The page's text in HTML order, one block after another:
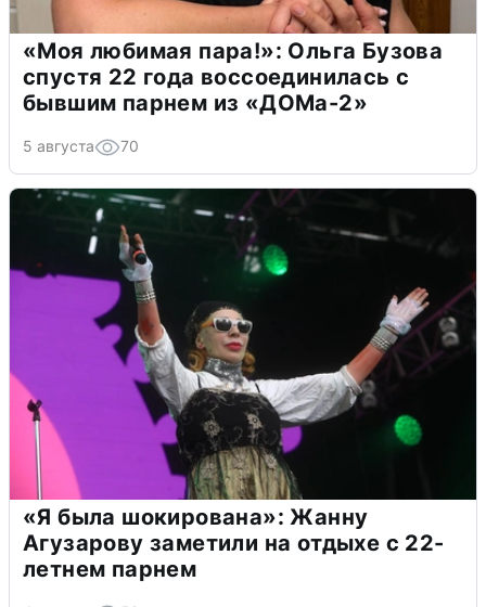
«Моя любимая пара!»: Ольга Бузова
спустя 22 года воссоединилась с
бывшим парнем из «ДОМа-2»
5 августа 70
«Я была шокирована»: Жанну
Агузарову заметили на отдыхе с 22-
летнем парнем